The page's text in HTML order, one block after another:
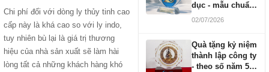
Chi phí đối với dòng ly thủy tinh cao
cấp này là khá cao so với ly indo,
tuy nhiên bù lại là giá trị thương
hiệu của nhà sản xuất sẽ làm hài
lòng tất cả những khách hàng khó
dục - mẫu chuẩn
2026
02/07/2026
Quà tặng kỷ niệm
thành lập công ty
- theo số năm 5,